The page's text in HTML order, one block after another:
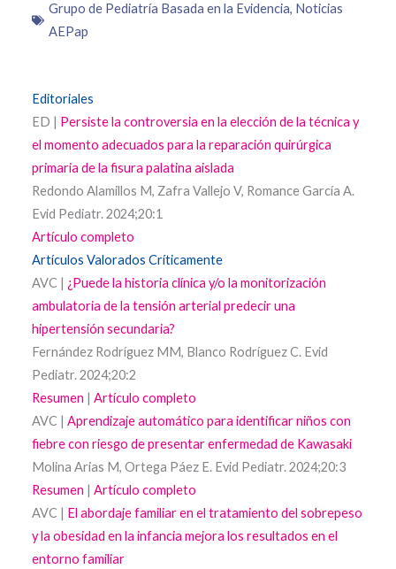
Grupo de Pediatría Basada en la Evidencia, Noticias
AEPap
Editoriales
ED | Persiste la controversia en la elección de la técnica y
el momento adecuados para la reparación quirúrgica
primaria de la fisura palatina aislada
Redondo Alamillos M, Zafra Vallejo V, Romance García A.
Evid Pediatr. 2024;20:1
Artículo completo
Artículos Valorados Críticamente
AVC | ¿Puede la historia clínica y/o la monitorización
ambulatoria de la tensión arterial predecir una
hipertensión secundaria?
Fernández Rodríguez MM, Blanco Rodríguez C. Evid
Pediatr. 2024;20:2
Resumen | Artículo completo
AVC | Aprendizaje automático para identificar niños con
fiebre con riesgo de presentar enfermedad de Kawasaki
Molina Arias M, Ortega Páez E. Evid Pediatr. 2024;20:3
Resumen | Artículo completo
AVC | El abordaje familiar en el tratamiento del sobrepeso
y la obesidad en la infancia mejora los resultados en el
entorno familiar